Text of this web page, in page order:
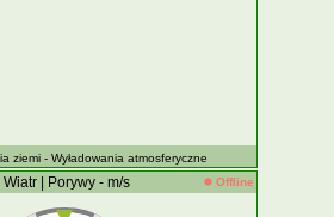
ziemi - Wyładowania atmosferyczne
Wiatr | Porywy - m/s Offline